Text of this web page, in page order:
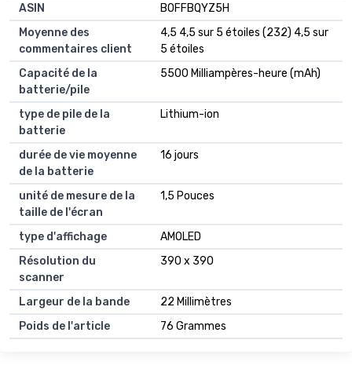
ASIN
B0FFBQYZ5H
Moyenne des
commentaires client
4,5 4,5 sur 5 étoiles (232) 4,5 sur
5 étoiles
Capacité de la
batterie/pile
5500 Milliampères-heure (mAh)
type de pile de la
batterie
Lithium-ion
durée de vie moyenne
de la batterie
16 jours
unité de mesure de la
taille de l'écran
1,5 Pouces
type d'affichage
AMOLED
Résolution du
scanner
390 x 390
Largeur de la bande
22 Millimètres
Poids de l'article
76 Grammes